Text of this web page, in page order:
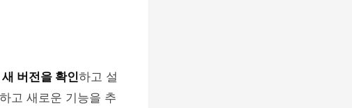
버전을 확인하고 설
고 새로운 기능을 추